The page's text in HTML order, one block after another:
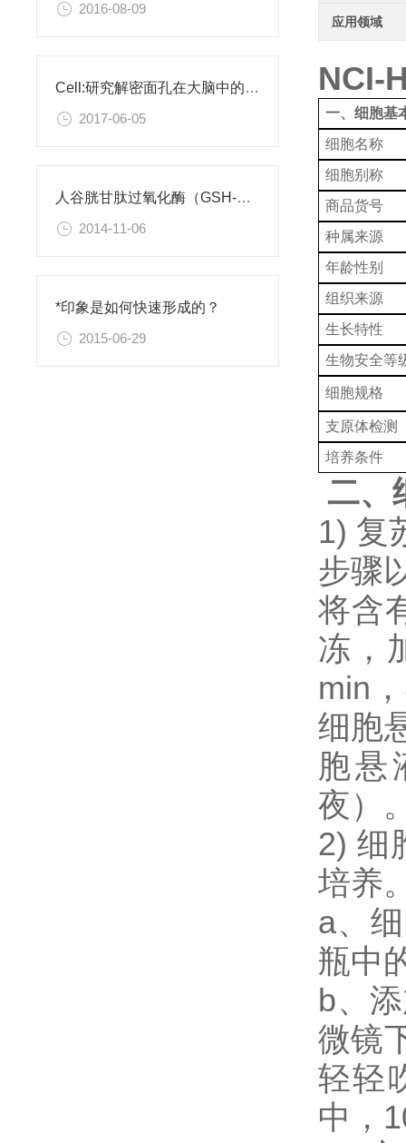
2016-08-09
Cell:研究解密面孔在大脑中的编码
2017-06-05
人谷胱甘肽过氧化酶（GSH-Px）检测试剂盒
2014-11-06
*印象是如何快速形成的？
2015-06-29
应用领域
NCI-
一、细胞基
细胞名称
细胞别称
商品货号
种属来源
年龄性别
组织来源
生长特性
生物安全等
细胞规格
支原体检测
培养条件
二、
1) 复
步骤
将含
冻，
min
细胞
胞悬
夜）
2) 细
培养
a、
瓶中
b、
微镜
轻轻
中，